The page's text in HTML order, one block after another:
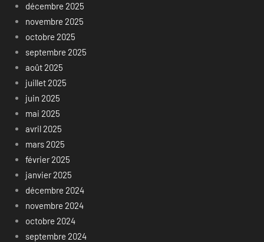
décembre 2025
novembre 2025
octobre 2025
septembre 2025
août 2025
juillet 2025
juin 2025
mai 2025
avril 2025
mars 2025
février 2025
janvier 2025
décembre 2024
novembre 2024
octobre 2024
septembre 2024